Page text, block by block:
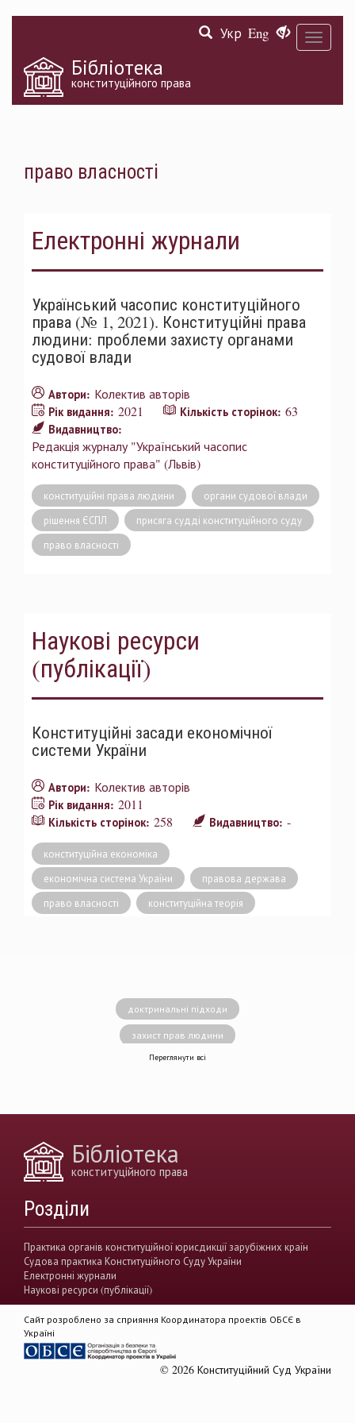
Toggle
Укр Eng
Бібліотека
конституційного права
право власності
Електронні журнали
Український часопис конституційного
права (№ 1, 2021). Конституційні права
людини: проблеми захисту органами
судової влади
Автори: Колектив авторів
Рік видання: 2021 Кількість сторінок: 63
Видавництво:
Редакція журналу "Український часопис
конституційного права" (Львів)
конституційні права людини
органи судової влади
рішення ЄСПЛ
присяга судді конституційного суду
право власності
Наукові ресурси
(публікації)
Конституційні засади економічної
системи України
Автори: Колектив авторів
Рік видання: 2011
Кількість сторінок: 258 Видавництво: -
конституційна економіка
економічна система України
правова держава
право власності
конституційна теорія
доктринальні підходи
захист прав людини
децентралізація влади
генофонд держава
конситуційне право
Вища кваліфікаційна комісії суддів
Вищий антикорупційний суд України
верховенство права
гендерна рівність звуження прав
демократія
доктрина публічного права
Переглянути всі
Бібліотека
конституційного права
Розділи
Практика органів конституційної юрисдикції зарубіжних країн
Судова практика Конституційного Суду України
Електронні журнали
Наукові ресурси (публікації)
Сайт розроблено за сприяння Координатора проектів ОБСЄ в
Україні
© 2026 Конституційний Суд України